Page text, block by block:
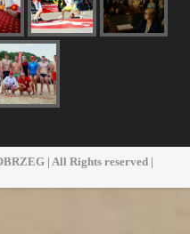
| All Rights reserved |